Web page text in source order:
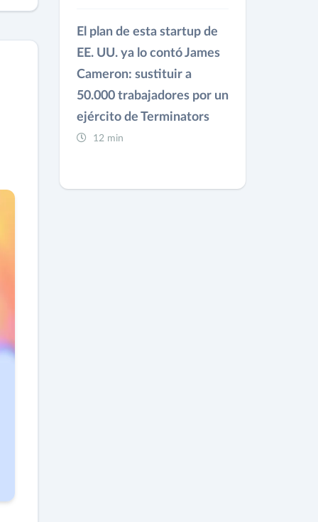
El plan de esta startup de
EE. UU. ya lo contó James
Cameron: sustituir a
50.000 trabajadores por un
ejército de Terminators
12 min